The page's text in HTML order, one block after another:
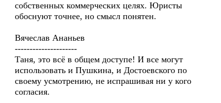
собственных коммерческих целях. Юристы
обоснуют точнее, но смысл понятен.
Вячеслав Ананьев
---------------------
Таня, это всё в общем доступе! И все могут
использовать и Пушкина, и Достоевского по
своему усмотрению, не испрашивая ни у кого
согласия.